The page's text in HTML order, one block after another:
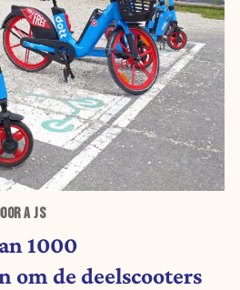
A JS
1000
om de deelscooters